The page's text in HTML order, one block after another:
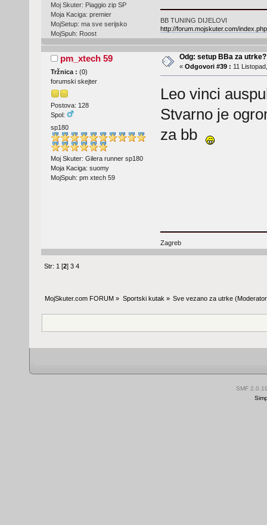
Moj Skuter: Piaggio zip SP
Moja Kaciga: premier
MojSetup: ma sve serijsko
MojSpuh: Roost
BB TUNING DIJELOVI
http://forum.mojskuter.com/
pm_xtech 59
Tržnica : (0)
forumski skejter
Postova: 128
Spol:
sp180
Moj Skuter: Gilera runner sp180
Moja Kaciga: suomy
MojSpuh: pm xtech 59
Odg: setup BBa za utrke?
« Odgovori #39 : 11
Leo vinci
Stvarno je
za bb
Zagreb
Str: 1 [2]3 4
MojSkuter.com FORUM » Sportski kutak » Sve vezano za utrke
SMF